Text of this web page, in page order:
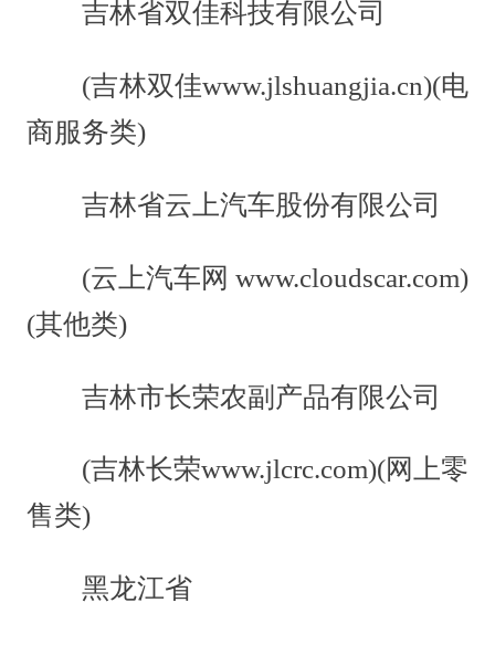
吉林省双佳科技有限公司
(吉林双佳www.jlshuangjia.cn)(电
商服务类)
吉林省云上汽车股份有限公司
(云上汽车网 www.cloudscar.com)
(其他类)
吉林市长荣农副产品有限公司
(吉林长荣www.jlcrc.com)(网上零
售类)
黑龙江省